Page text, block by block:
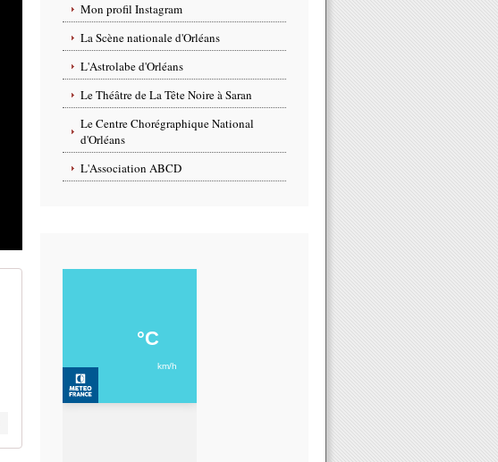
Mon profil Instagram
La Scène nationale d'Orléans
L'Astrolabe d'Orléans
Le Théâtre de La Tête Noire à Saran
Le Centre Chorégraphique National
d'Orléans
L'Association ABCD